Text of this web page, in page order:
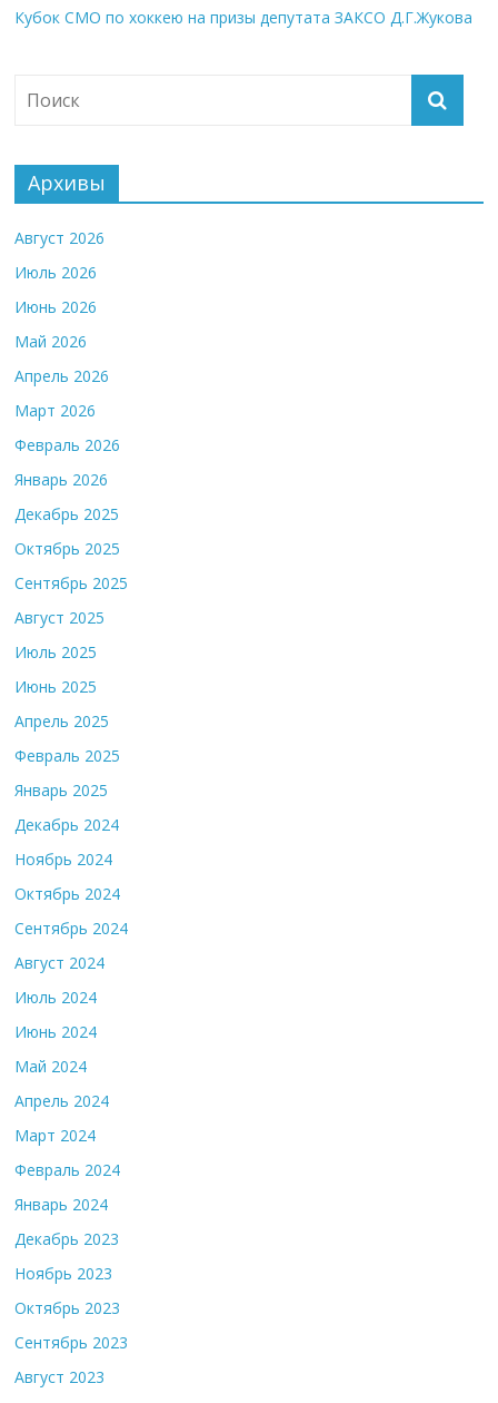
Кубок СМО по хоккею на призы депутата ЗАКСО Д.Г.Жукова
Архивы
Август 2026
Июль 2026
Июнь 2026
Май 2026
Апрель 2026
Март 2026
Февраль 2026
Январь 2026
Декабрь 2025
Октябрь 2025
Сентябрь 2025
Август 2025
Июль 2025
Июнь 2025
Апрель 2025
Февраль 2025
Январь 2025
Декабрь 2024
Ноябрь 2024
Октябрь 2024
Сентябрь 2024
Август 2024
Июль 2024
Июнь 2024
Май 2024
Апрель 2024
Март 2024
Февраль 2024
Январь 2024
Декабрь 2023
Ноябрь 2023
Октябрь 2023
Сентябрь 2023
Август 2023